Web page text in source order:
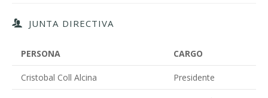
JUNTA DIRECTIVA
PERSONA CARGO
Cristobal Coll Alcina Presidente